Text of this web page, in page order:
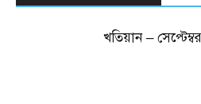
খতিয়ান –